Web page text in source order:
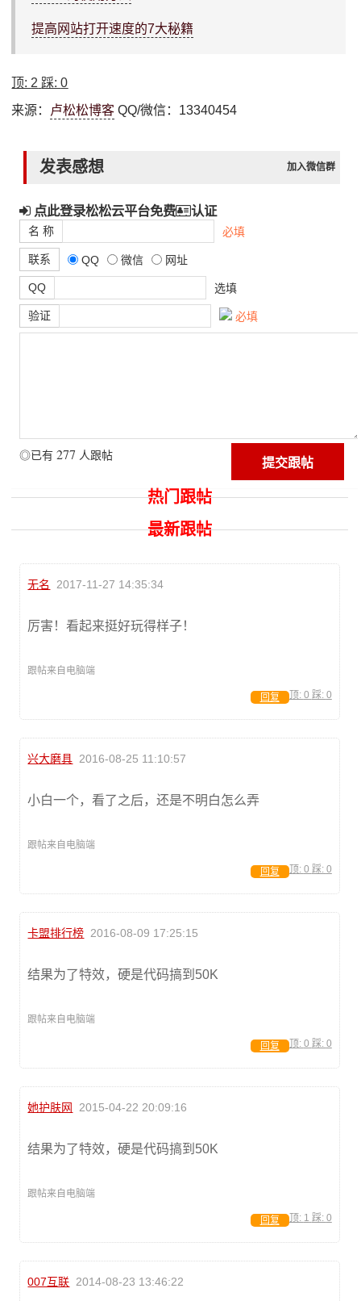
提高网站打开速度的7大秘籍
顶: 2 踩:0
来源： 卢松松博客 QQ/微信：13340454
发表感想 加入微信群
点此登录松松云平台免费 认证
名 称 必填
联系 QQ 微信 网址
QQ 选填
验证 必填
◎已有 277 人跟帖
热门跟帖
最新跟帖
无名 2017-11-27 14:35:34
厉害！看起来挺好玩得样子！
跟帖来自电脑端
顶: 0 踩: 0
回复
兴大磨具 2016-08-25 11:10:57
小白一个，看了之后，还是不明白怎么弄
跟帖来自电脑端
顶: 0 踩: 0
回复
卡盟排行榜 2016-08-09 17:25:15
结果为了特效，硬是代码搞到50K
跟帖来自电脑端
顶: 0 踩: 0
回复
她护肤网 2015-04-22 20:09:16
结果为了特效，硬是代码搞到50K
跟帖来自电脑端
顶: 1 踩: 0
回复
007互联 2014-08-23 13:46:22